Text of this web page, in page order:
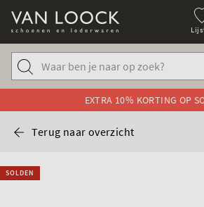
EXTRA 10% KORTING OP
Terug naar overzicht
SOLDEN